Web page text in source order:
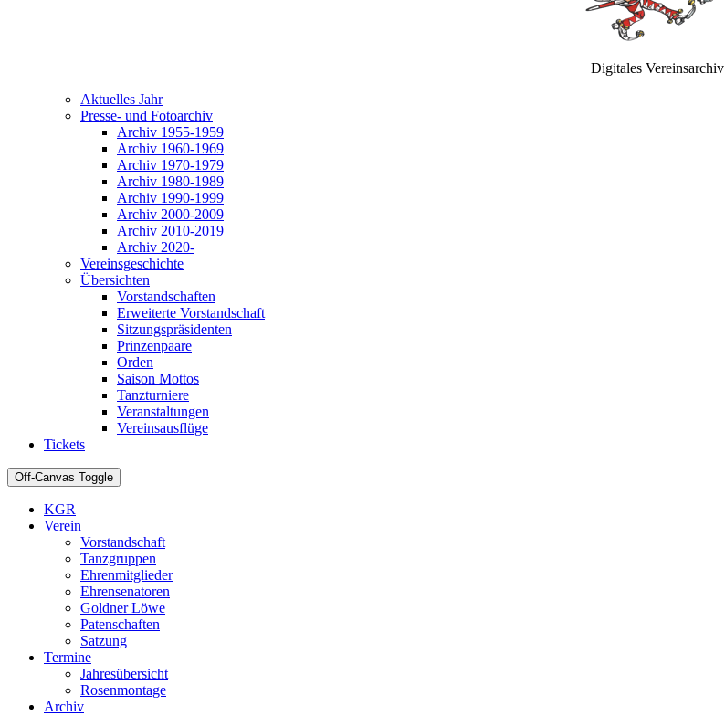
Digitales Vereinsarchiv
Aktuelles Jahr
Presse- und Fotoarchiv
Archiv 1955-1959
Archiv 1960-1969
Archiv 1970-1979
Archiv 1980-1989
Archiv 1990-1999
Archiv 2000-2009
Archiv 2010-2019
Archiv 2020-
Vereinsgeschichte
Übersichten
Vorstandschaften
Erweiterte Vorstandschaft
Sitzungspräsidenten
Prinzenpaare
Orden
Saison Mottos
Tanzturniere
Veranstaltungen
Vereinsausflüge
Tickets
Off-Canvas Toggle
KGR
Verein
Vorstandschaft
Tanzgruppen
Ehrenmitglieder
Ehrensenatoren
Goldner Löwe
Patenschaften
Satzung
Termine
Jahresübersicht
Rosenmontage
Archiv